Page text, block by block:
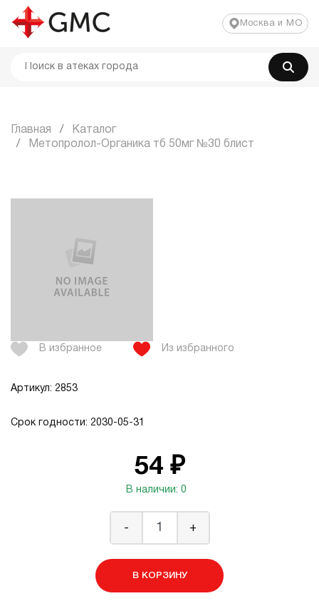
Москва и МО
Главная
Каталог
Метопролол-Органика тб 50мг №30 блист
В избранное Из избранного
Артикул: 2853
Срок годности: 2030-05-31
54 ₽
В наличии: 0
- +
В КОРЗИНУ